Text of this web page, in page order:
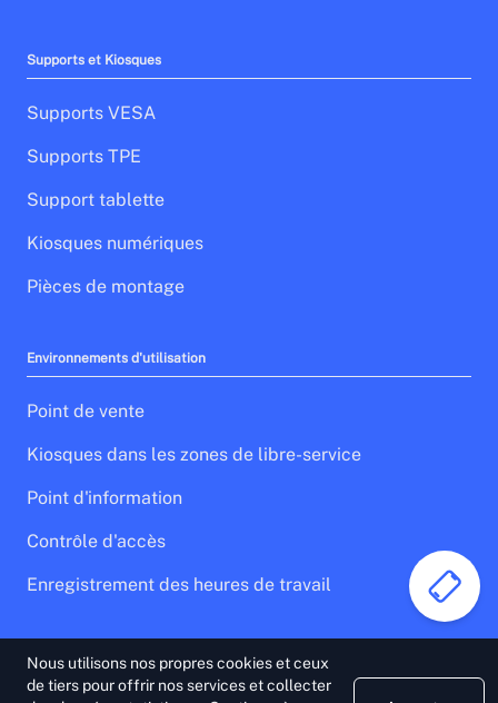
Nous utilisons nos propres cookies et ceux
de tiers pour offrir nos services et collecter
Supports et Kiosques
Supports VESA
Supports TPE
Support tablette
Kiosques numériques
Pièces de montage
Environnements d'utilisation
Point de vente
Kiosques dans les zones de libre-service
Point d'information
Contrôle d'accès
Enregistrement des heures de travail
Note légale
Politique de confidentialité